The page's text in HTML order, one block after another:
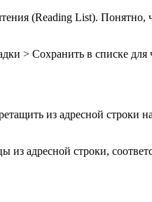
(Reading List). Понятно,
> Сохранить в списке
из адресной строки
из адресной строки,